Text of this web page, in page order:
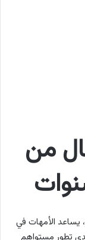
من
يساعد الأمهات في
تطور مستواهم